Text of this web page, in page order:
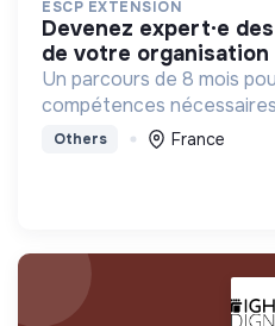
ESCP EXTENSION
devenez expert·e des enjeux écologiques
de votre organisation
Un parcours de 8 mois
compétences
la transition écologique
Others France